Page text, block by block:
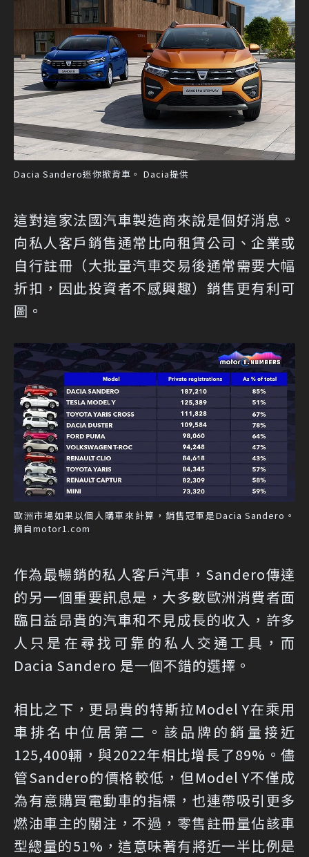
Dacia Sandero迷你掀背車。 Dacia提供
這對這家法國汽車製造商來說是個好消息。
向私人客戶銷售通常比向租賃公司、企業或
自行註冊（大批量汽車交易後通常需要大幅
折扣，因此投資者不感興趣）銷售更有利可
圖。
歐洲市場如果以個人購車來計算，銷售冠軍是Dacia Sandero。
摘自motor1.com
作為最暢銷的私人客戶汽車，Sandero傳達
的另一個重要訊息是，大多數歐洲消費者面
臨日益昂貴的汽車和不見成長的收入，許多
人只是在尋找可靠的私人交通工具，而
Dacia Sandero 是一個不錯的選擇。
相比之下，更昂貴的特斯拉Model Y在乘用
車排名中位居第二。該品牌的銷量接近
125,400輛，與2022年相比增長了89%。儘
管Sandero的價格較低，但Model Y不僅成
為有意購買電動車的指標，也連帶吸引更多
燃油車主的關注，不過，零售註冊量佔該車
型總量的51%，這意味著有將近一半比例是